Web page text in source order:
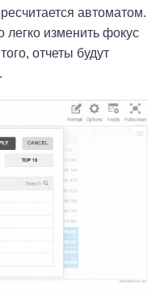
автоматом.
изменить фокус
отчеты будут